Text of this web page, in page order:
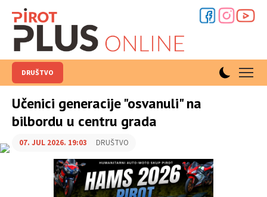
DRUŠTVO
Učenici generacije "osvanuli" na
bilbordu u centru grada
07. JUL 2026. 19:03 DRUŠTVO